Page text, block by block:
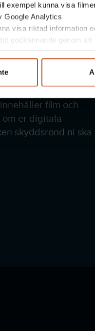
exempel kunna visa
Google Analytics
visa riktad information
godkännande genom
i arbetsgruppen
film och
er digitala
skyddsrond ni ska